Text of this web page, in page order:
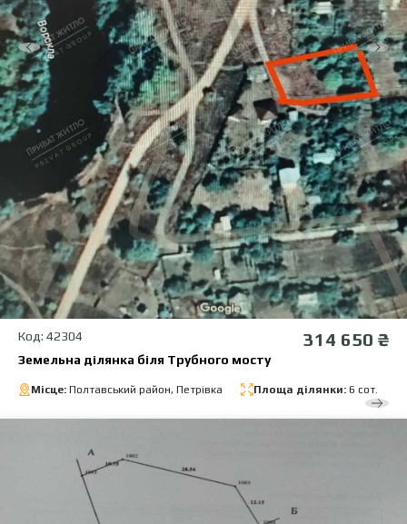
Код: 42304 314 650 ₴
Земельна ділянка біля Трубного мосту
Місце: Полтавський район, Петрівка Площа ділянки: 6 сот.